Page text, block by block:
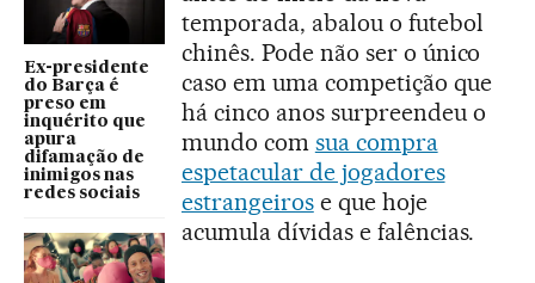
Ex-presidente
do Barça é
preso em
inquérito que
apura
difamação de
inimigos nas
redes sociais
temporada, abalou o futebol
chinês. Pode não ser o único
caso em uma competição que
há cinco anos surpreendeu o
mundo com sua compra
espetacular de jogadores
estrangeirose que hoje
acumula dívidas e falências.